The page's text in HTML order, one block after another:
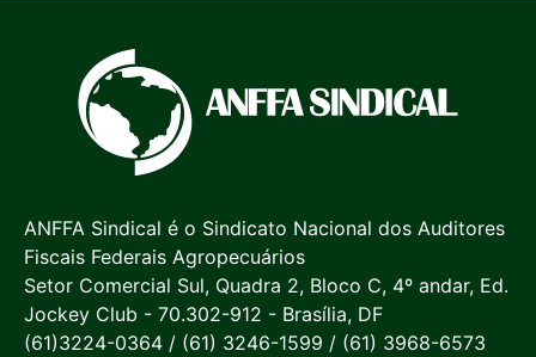
ANFFA Sindical é o Sindicato Nacional dos Auditores
Fiscais Federais Agropecuários
Setor Comercial Sul, Quadra 2, Bloco C, 4º andar, Ed.
Jockey Club - 70.302-912 - Brasília, DF
(61)3224-0364 / (61) 3246-1599 / (61) 3968-6573